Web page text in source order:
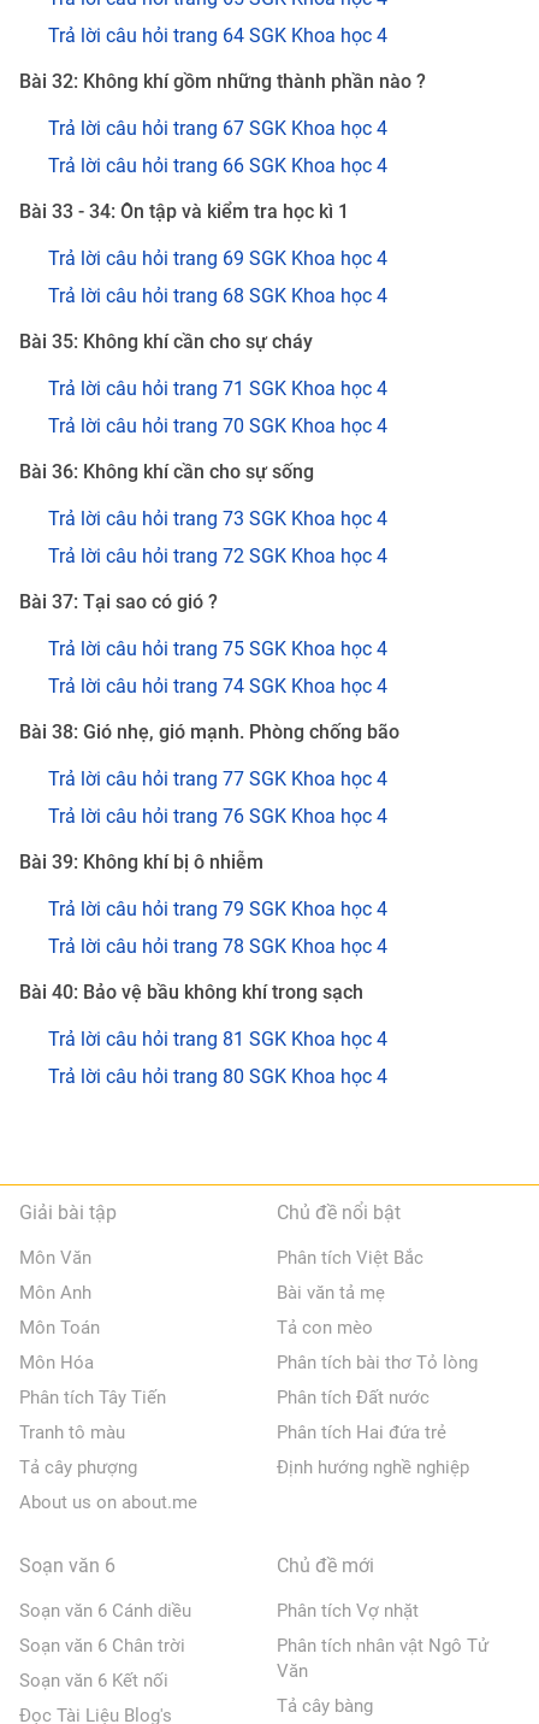
Trả lời câu hỏi trang 64 SGK Khoa học 4
Bài 32: Không khí gồm những thành phần nào ?
Trả lời câu hỏi trang 67 SGK Khoa học 4
Trả lời câu hỏi trang 66 SGK Khoa học 4
Bài 33 - 34: Ôn tập và kiểm tra học kì 1
Trả lời câu hỏi trang 69 SGK Khoa học 4
Trả lời câu hỏi trang 68 SGK Khoa học 4
Bài 35: Không khí cần cho sự cháy
Trả lời câu hỏi trang 71 SGK Khoa học 4
Trả lời câu hỏi trang 70 SGK Khoa học 4
Bài 36: Không khí cần cho sự sống
Trả lời câu hỏi trang 73 SGK Khoa học 4
Trả lời câu hỏi trang 72 SGK Khoa học 4
Bài 37: Tại sao có gió ?
Trả lời câu hỏi trang 75 SGK Khoa học 4
Trả lời câu hỏi trang 74 SGK Khoa học 4
Bài 38: Gió nhẹ, gió mạnh. Phòng chống bão
Trả lời câu hỏi trang 77 SGK Khoa học 4
Trả lời câu hỏi trang 76 SGK Khoa học 4
Bài 39: Không khí bị ô nhiễm
Trả lời câu hỏi trang 79 SGK Khoa học 4
Trả lời câu hỏi trang 78 SGK Khoa học 4
Bài 40: Bảo vệ bầu không khí trong sạch
Trả lời câu hỏi trang 81 SGK Khoa học 4
Trả lời câu hỏi trang 80 SGK Khoa học 4
Giải bài tập
Môn Văn
Môn Anh
Môn Toán
Môn Hóa
Phân tích Tây Tiến
Tranh tô màu
Tả cây phượng
About us on about.me
Chủ đề nổi bật
Phân tích Việt Bắc
Bài văn tả mẹ
Tả con mèo
Phân tích bài thơ Tỏ lòng
Phân tích Đất nước
Phân tích Hai đứa trẻ
Định hướng nghề nghiệp
Soạn văn 6
Soạn văn 6 Cánh diều
Soạn văn 6 Chân trời
Soạn văn 6 Kết nối
Đọc Tài Liệu Blog's
Chủ đề mới
Phân tích Vợ nhặt
Phân tích nhân vật Ngô Tử
Văn
Tả cây bàng